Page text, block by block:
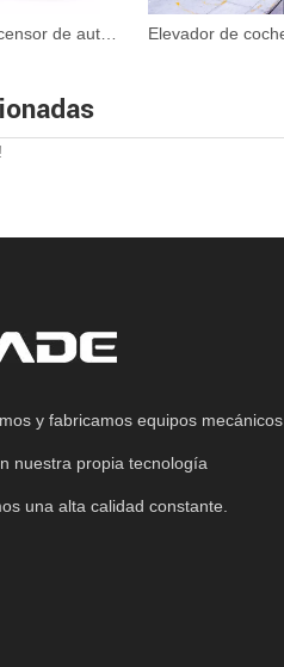
y fabricamos equipos mecánicos
nuestra propia tecnología
una alta calidad constante.